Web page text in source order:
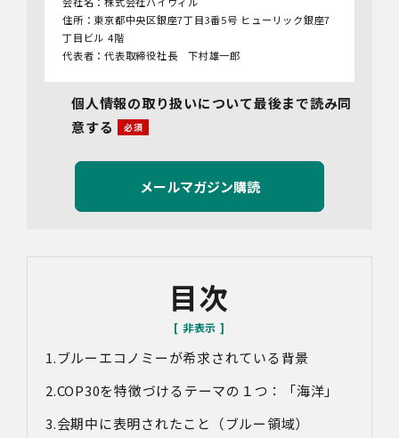
住所：東京都中央区銀座7丁目3番5号 ヒューリック銀座7
丁目ビル 4階
代表者：代表取締役社長 下村雄一郎
管理者名：管理部長
連絡先：info@bywill.co.jp
3.利用目的
当社で取り扱う個人情報（個人情報保護法第2条第1項によ
り定義された「個人情報」をいい、以下同様とします。）
の利用目的は以下のとおりです。個人情報の提供は任意で
望・お問い合わせ内容・ご意見等の正確な把握、今後の
サービス向上等のために、録音・録画させていただく場合
対象情報
・各種お問い合わせに対応するため
個人情報の取り扱いについて最後まで読み同
意する
目次
ブルーエコノミーが希求されている背景
COP30を特徴づけるテーマの１つ：「海洋」
会期中に表明されたこと（ブルー領域）